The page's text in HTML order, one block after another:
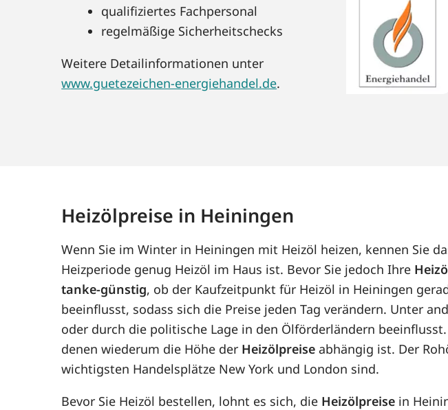
qualifiziertes Fachpersonal
regelmäßige Sicherheitschecks
Weitere Detailinformationen unter
www.guetezeichen-energiehandel.de.
Heizölpreise in Heiningen
Wenn Sie im Winter in Heiningen mit Heizöl heizen, kennen Sie
Heizperiode genug Heizöl im Haus ist. Bevor Sie jedoch Ihre
tanke-günstig, ob der Kaufzeitpunkt für Heizöl in Heiningen
beeinflusst, sodass sich die Preise jeden Tag verändern. Unter
oder durch die politische Lage in den Ölförderländern
denen wiederum die Höhe der Heizölpreise abhängig ist. Der
wichtigsten Handelsplätze New York und London sind.
Bevor Sie Heizöl bestellen, lohnt es sich, die Heizölpreise in